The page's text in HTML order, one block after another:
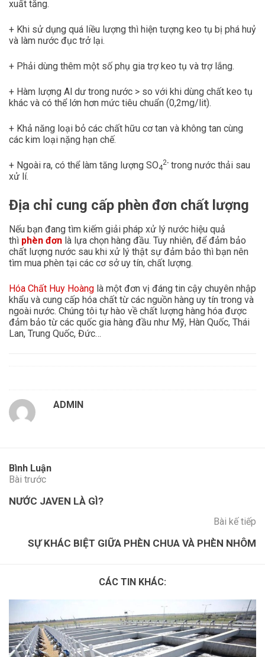
xuất tăng.
+ Khi sử dụng quá liều lượng thì hiện tượng keo tụ bị phá huỷ
và làm nước đục trở lại.
+ Phải dùng thêm một số phụ gia trợ keo tụ và trợ lắng.
+ Hàm lượng Al dư trong nước > so với khi dùng chất keo tụ
khác và có thể lớn hơn mức tiêu chuẩn (0,2mg/lit).
+ Khả năng loại bỏ các chất hữu cơ tan và không tan cùng
các kim loại nặng hạn chế.
+ Ngoài ra, có thể làm tăng lượng SO4
2- trong nước thải sau
xử lí.
Địa chỉ cung cấp phèn đơn chất lượng
Nếu bạn đang tìm kiếm giải pháp xử lý nước hiệu quả
thì phèn đơn là lựa chọn hàng đầu. Tuy nhiên, để đảm bảo
chất lượng nước sau khi xử lý thật sự đảm bảo thì bạn nên
tìm mua phèn tại các cơ sở uy tín, chất lượng.
Hóa Chất Huy Hoàng là một đơn vị đáng tin cậy chuyên nhập
khẩu và cung cấp hóa chất từ các nguồn hàng uy tín trong và
ngoài nước. Chúng tôi tự hào về chất lượng hàng hóa được
đảm bảo từ các quốc gia hàng đầu như Mỹ, Hàn Quốc, Thái
Lan, Trung Quốc, Đức…
ADMIN
Bình Luận
Bài trước
NƯỚC JAVEN LÀ GÌ?
Bài kế tiếp
SỰ KHÁC BIỆT GIỮA PHÈN CHUA VÀ PHÈN NHÔM
CÁC TIN KHÁC: